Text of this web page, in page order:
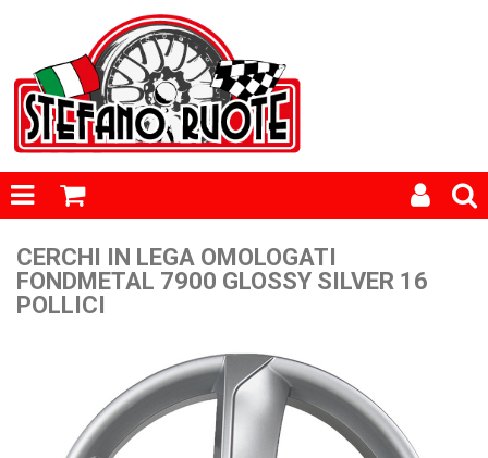
CERCHI IN LEGA OMOLOGATI
FONDMETAL 7900 GLOSSY SILVER 16
POLLICI